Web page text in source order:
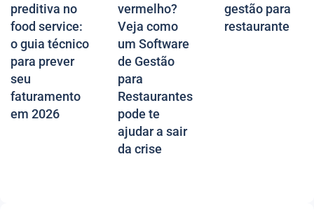
preditiva no
food service:
o guia técnico
para prever
seu
faturamento
em 2026
vermelho?
Veja como
um Software
de Gestão
para
Restaurantes
pode te
ajudar a sair
da crise
gestão para
restaurante